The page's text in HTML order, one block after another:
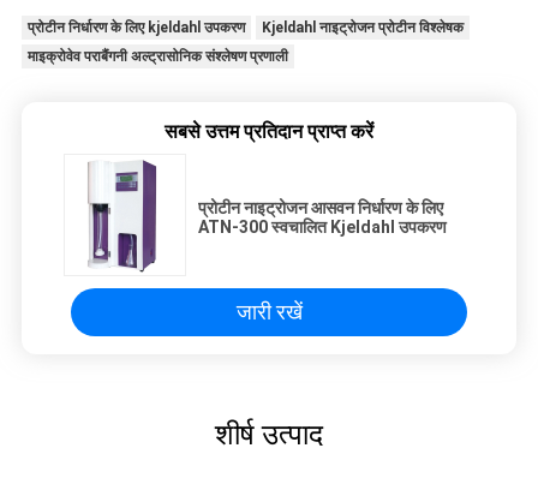
प्रोटीन निर्धारण के लिए kjeldahl उपकरण
Kjeldahl नाइट्रोजन प्रोटीन विश्लेषक
माइक्रोवेव पराबैंगनी अल्ट्रासोनिक संश्लेषण प्रणाली
सबसे उत्तम प्रतिदान प्राप्त करें
प्रोटीन नाइट्रोजन आसवन निर्धारण के लिए
ATN-300 स्वचालित Kjeldahl उपकरण
जारी रखें
शीर्ष उत्पाद